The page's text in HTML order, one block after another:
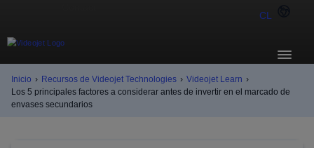
CL
Inicio › Recursos de Videojet Technologies › Videojet Learn ›
Los 5 principales factores a considerar antes de invertir en el marcado de
envases secundarios